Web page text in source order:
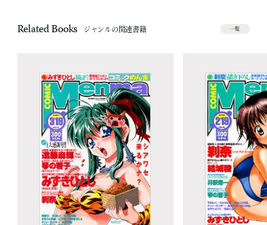
Related Books ジャンルの関連書籍 一覧